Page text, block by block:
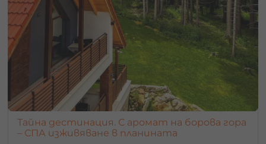
Тайна дестинация. С аромат на борова гора
– СПА изживяване в планината